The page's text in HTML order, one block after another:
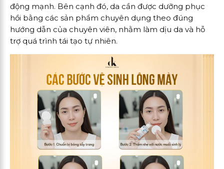
động mạnh. Bên cạnh đó, da cần được dưỡng phục
hồi bằng các sản phẩm chuyên dụng theo đúng
hướng dẫn của chuyên viên, nhằm làm dịu da và hỗ
trợ quá trình tái tạo tự nhiên.